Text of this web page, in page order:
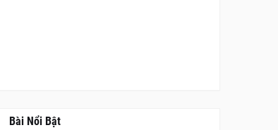
Bài Nổi Bật